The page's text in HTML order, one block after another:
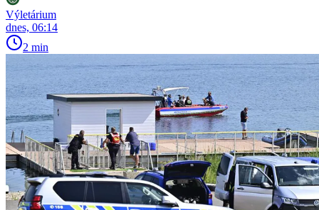
Výletárium
dnes, 06:14
2 min